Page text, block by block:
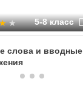
5-8 класс
слова и вводные